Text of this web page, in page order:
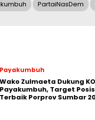
PartaiNasDem
Payakumbuh
Wako Zulmaeta Dukung
Payakumbuh, Target
Terbaik Porprov Sumbar